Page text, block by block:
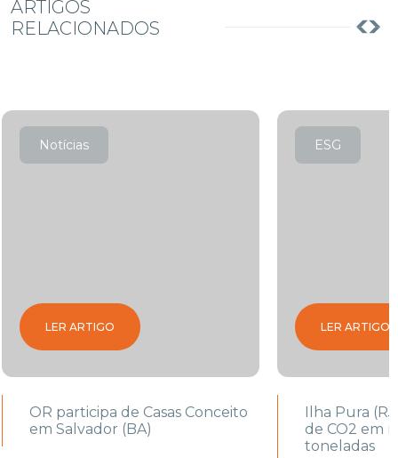
ARTIGOS
RELACIONADOS
Notícias
LER ARTIGO
OR participa de Casas Conceito
em Salvador (BA)
ESG
LER ARTIGO
Ilha Pura
de CO2 em
toneladas